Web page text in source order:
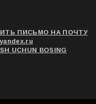
ПИСЬМО НА ПОЧТУ
UCHUN BOSING